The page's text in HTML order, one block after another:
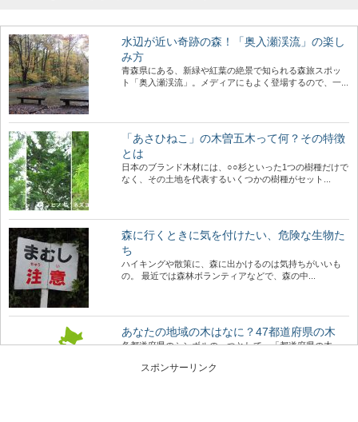
水辺が近い奇跡の森！「奥入瀬渓流」の楽し
み方
青森県にある、新緑や紅葉の絶景で知られる森旅スポッ
ト「奥入瀬渓流」。メディアにもよく登場するので、一...
「あさひねこ」の木曽五木って何？その特徴
とは
日本のブランド木材には、○○杉といった1つの樹種だけで
なく、その土地を代表するいくつかの樹種がセット...
森に行くときに気を付けたい、危険な生物た
ち
ハイキングや散策に、森に出かけるのは気持ちがいいも
の。 最近では森林ボランティアなどで、森の中...
あなたの地域の木はなに？47都道府県の木
各都道府県のシンボルの一つとして、「都道府県の木」
スポンサーリンク